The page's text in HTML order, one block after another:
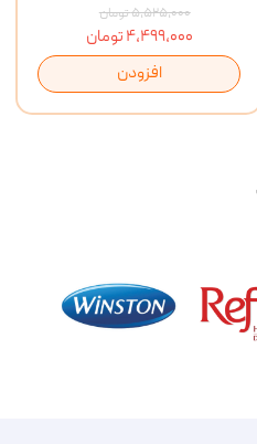
۵,۵۲۵,۰۰۰ تومان
۴,۴۹۹,۰۰۰ تومان
افزودن